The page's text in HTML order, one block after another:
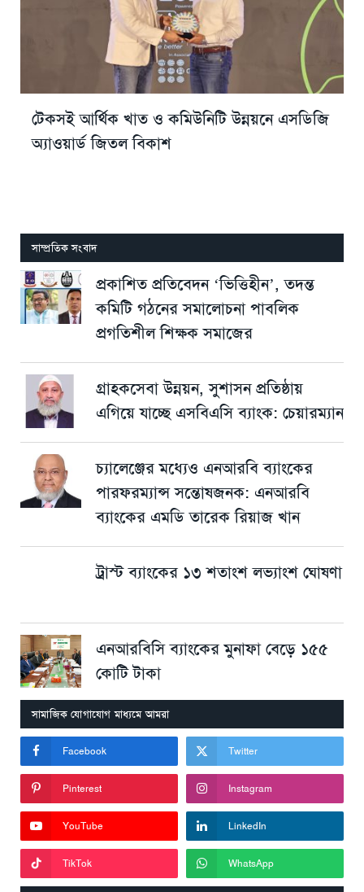
টেকসই আর্থিক খাত ও কমিউনিটি উন্নয়নে এসডিজি
অ্যাওয়ার্ড জিতল বিকাশ
সাম্প্রতিক সংবাদ
প্রকাশিত প্রতিবেদন ‘ভিত্তিহীন’, তদন্ত
কমিটি গঠনের সমালোচনা পাবলিক
প্রগতিশীল শিক্ষক সমাজের
গ্রাহকসেবা উন্নয়ন, সুশাসন প্রতিষ্ঠায়
এগিয়ে যাচ্ছে এসবিএসি ব্যাংক: চেয়ারম্যান
চ্যালেঞ্জের মধ্যেও এনআরবি ব্যাংকের
পারফরম্যান্স সন্তোষজনক: এনআরবি
ব্যাংকের এমডি তারেক রিয়াজ খান
ট্রাস্ট ব্যাংকের ১৩ শতাংশ লভ্যাংশ ঘোষণা
এনআরবিসি ব্যাংকের মুনাফা বেড়ে ১৫৫
কোটি টাকা
সামাজিক যোগাযোগ মাধ্যমে আমরা
Facebook Twitter
Pinterest Instagram
YouTube LinkedIn
TikTok WhatsApp